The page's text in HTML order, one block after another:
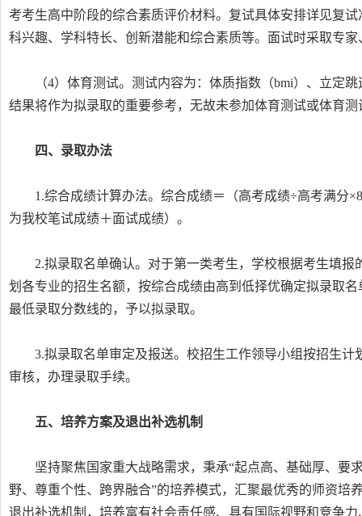
考考生高中阶段的综合素质评价材料。复试具体安排详见复
科兴趣、学科特长、创新潜能和综合素质等。面试时采取专
（4）体育测试。测试内容为：体质指数（bmi）、立定
结果将作为拟录取的重要参考，无故未参加体育测试或体育
四、录取办法
1.综合成绩计算办法。综合成绩＝（高考成绩÷高考满分
为我校笔试成绩＋面试成绩）。
2.拟录取名单确认。对于第一类考生，学校根据考生填
划各专业的招生名额，按综合成绩由高到低择优确定拟录取
最低录取分数线的，予以拟录取。
3.拟录取名单审定及报送。校招生工作领导小组按招生
审核，办理录取手续。
五、培养方案及退出补选机制
坚持聚焦国家重大战略需求，秉承“起点高、基础厚、要
野、尊重个性、跨界融合”的培养模式，汇聚最优秀的师资培
退出补选机制，培养富有社会责任感、具有国际视野和竞争